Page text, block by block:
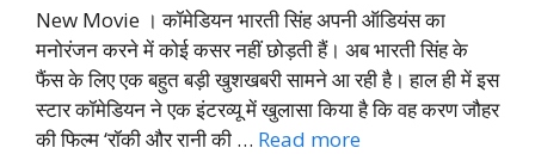
New Movie । कॉमेडियन भारती सिंह अपनी ऑडियंस का
मनोरंजन करने में कोई कसर नहीं छोड़ती हैं। अब भारती सिंह के
फैंस के लिए एक बहुत बड़ी खुशखबरी सामने आ रही है। हाल ही में इस
स्टार कॉमेडियन ने एक इंटरव्यू में खुलासा किया है कि वह करण जौहर
की फिल्म ‘रॉकी और रानी की … Read more